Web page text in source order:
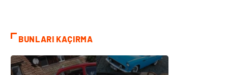
BUNLARI KAÇIRMA